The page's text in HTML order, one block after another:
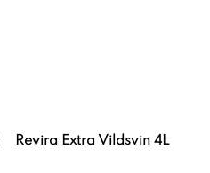
Revira Extra Vildsvin 4L